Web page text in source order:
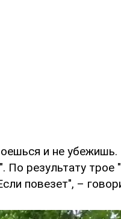
и не
результату трое
повезет", –